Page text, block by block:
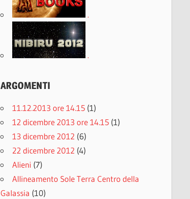
.
.
ARGOMENTI
11.12.2013 ore 14.15(1)
12 dicembre 2013 ore 14.15(1)
13 dicembre 2012 (6)
22 dicembre 2012 (4)
Alieni (7)
Allineamento Sole Terra Centro della
Galassia (10)